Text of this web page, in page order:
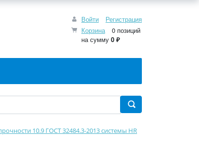
Войти
Регистрация
Корзина
0 позиций
на сумму 0 ₽
10.9 ГОСТ 32484.3-2013 системы HR